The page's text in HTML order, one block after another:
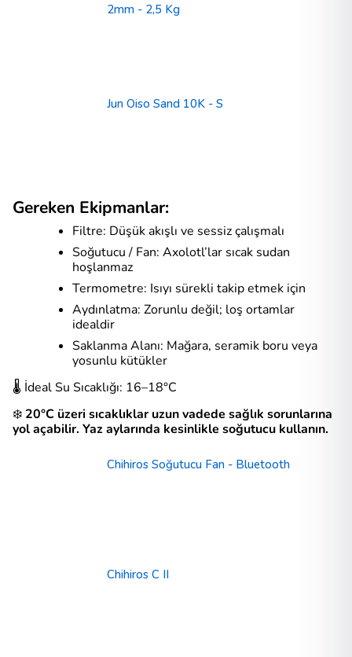
2mm - 2,5 Kg
Jun Oiso Sand 10K - S
Gereken Ekipmanlar:
Filtre: Düşük akışlı ve sessiz çalışmalı
Soğutucu / Fan: Axolotl’lar sıcak sudan
hoşlanmaz
Termometre: Isıyı sürekli takip etmek için
Aydınlatma: Zorunlu değil; loş ortamlar
idealdir
Saklanma Alanı: Mağara, seramik boru veya
yosunlu kütükler
🌡️ İdeal Su Sıcaklığı: 16–18°C
❄️ 20°C üzeri sıcaklıklar uzun vadede sağlık sorunlarına
yol açabilir.Yaz aylarında kesinlikle soğutucu kullanın.
Chihiros Soğutucu Fan - Bluetooth
Chihiros C II